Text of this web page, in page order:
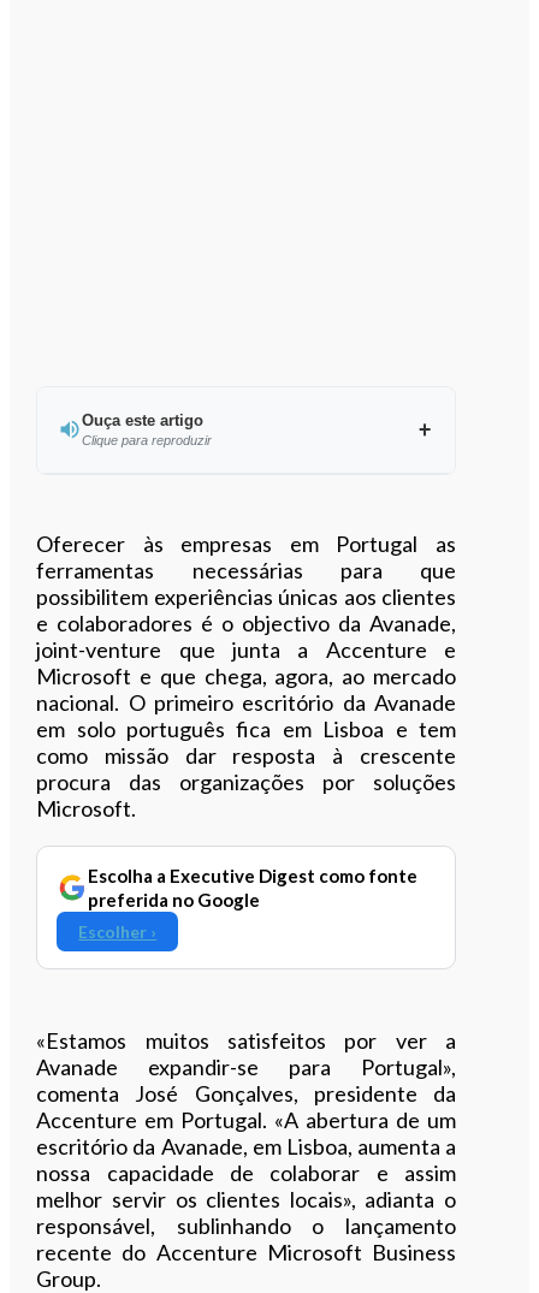
Ouça este artigo
Clique para reproduzir
Oferecer às empresas em Portugal as
ferramentas necessárias para que
possibilitem experiências únicas aos clientes
e colaboradores é o objectivo da Avanade,
joint-venture que junta a Accenture e
Microsoft e que chega, agora, ao mercado
nacional. O primeiro escritório da Avanade
em solo português fica em Lisboa e tem
como missão dar resposta à crescente
procura das organizações por soluções
Microsoft.
Escolha a Executive Digest como fonte
preferida no Google
Escolher ›
«Estamos muitos satisfeitos por ver a
Avanade expandir-se para Portugal»,
comenta José Gonçalves, presidente da
Accenture em Portugal. «A abertura de um
escritório da Avanade, em Lisboa, aumenta a
nossa capacidade de colaborar e assim
melhor servir os clientes locais», adianta o
responsável, sublinhando o lançamento
recente do Accenture Microsoft Business
Group.